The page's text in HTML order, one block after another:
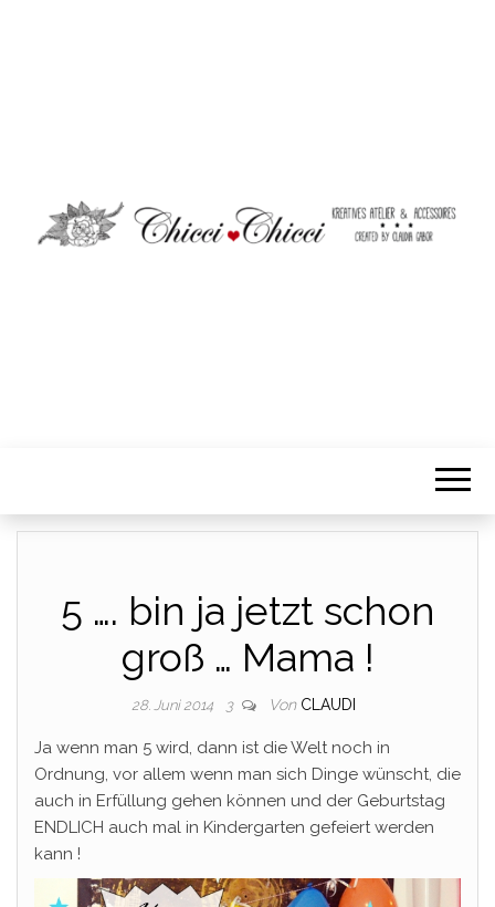
5 …. bin ja jetzt schon
groß … Mama !
28. Juni 2014 3 Von CLAUDI
Ja wenn man 5 wird, dann ist die Welt noch in
Ordnung, vor allem wenn man sich Dinge wünscht, die
auch in Erfüllung gehen können und der Geburtstag
ENDLICH auch mal in Kindergarten gefeiert werden
kann !